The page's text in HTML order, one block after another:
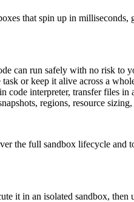
that spin up in
can run safely with no risk to
or keep it alive across a
code interpreter, transfer files
regions, resource
full sandbox lifecycle and
it in an isolated sandbox,